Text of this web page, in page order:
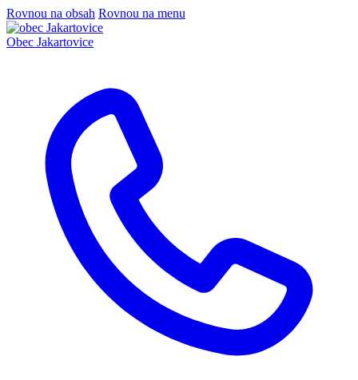
Rovnou na obsah Rovnou na menu
Obec Jakartovice